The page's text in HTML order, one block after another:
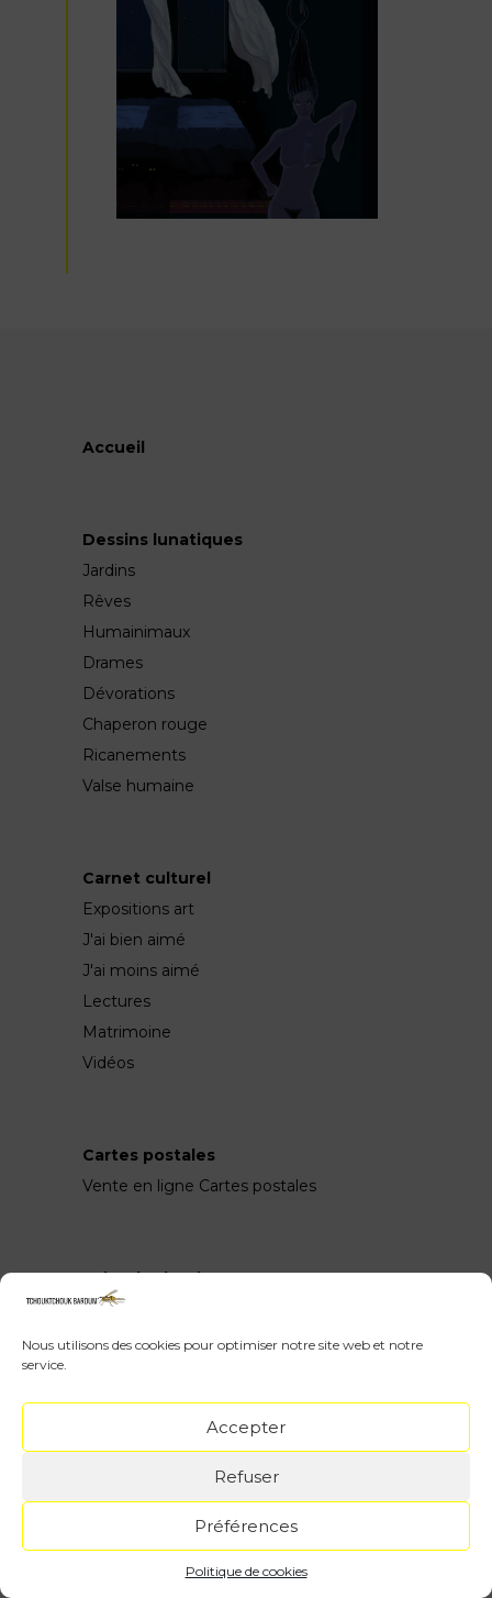
Nous utilisons des cookies pour optimiser notre site web et notre
service.
Accepter
Refuser
Préférences
Politique de cookies
Accueil
Dessins lunatiques
Jardins
Rêves
Humainimaux
Drames
Dévorations
Chaperon rouge
Ricanements
Valse humaine
Carnet culturel
Expositions art
J'ai bien aimé
J'ai moins aimé
Lectures
Matrimoine
Vidéos
Cartes postales
Vente en ligne Cartes postales
Tchouktchouk Baroum?
Parcours
Contact
Mentions légales